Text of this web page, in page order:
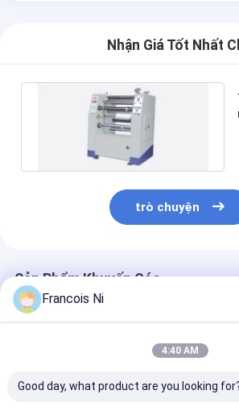
Tham quan nhà máy
Kiểm soát chất lượng
Liên hệ chúng tôi
Die cắt tiêu hao
Nhận Giá Tốt Nhất
trò chuyện
Sản Phẩm Khuyến Cáo
Francois Ni
4:40 AM
Good day, what product are you looking